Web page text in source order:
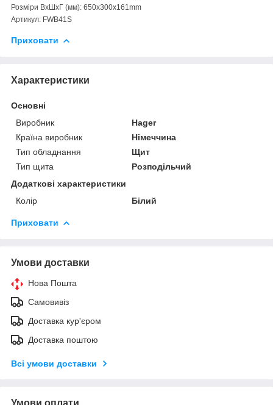
Розміри ВхШхГ (мм): 650x300x161mm
Артикул: FWB41S
Приховати
Характеристики
Основні
Виробник
Hager
Країна виробник
Німеччина
Тип обладнання
Щит
Тип щита
Розподільчий
Додаткові характеристики
Колір
Білий
Приховати
Умови доставки
Нова Пошта
Самовивіз
Доставка кур'єром
Доставка поштою
Всі умови доставки
Умови оплати